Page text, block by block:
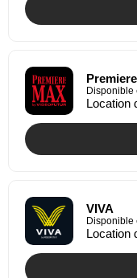
Disponible
Location
VIVA
Disponible
Location